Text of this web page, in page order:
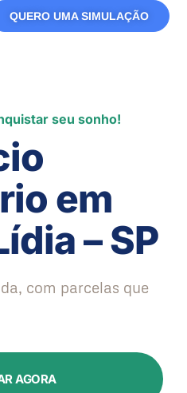
QUERO UMA SIMULAÇÃO
seu sonho!
em
– SP
com parcelas que
AGORA